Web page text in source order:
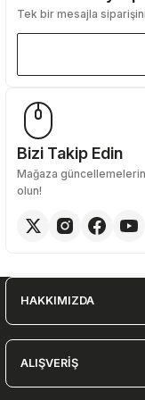
Tek bir mesajla
Bizi Takip Edin
Mağaza
olun!
HAKKIMIZDA
ALIŞVERİŞ